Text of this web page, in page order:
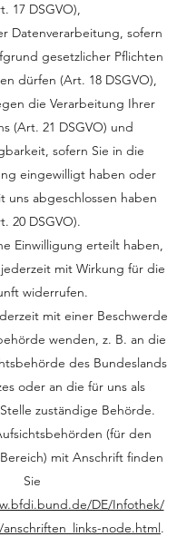
17 DSGVO),
Datenverarbeitung, sofern
gesetzlicher Pflichten
dürfen (Art. 18 DSGVO),
die Verarbeitung Ihrer
(Art. 21 DSGVO) und
sofern Sie in die
eingewilligt haben oder
uns abgeschlossen haben
20 DSGVO).
Einwilligung erteilt haben,
mit Wirkung für die
widerrufen.
mit einer Beschwerde
wenden, z. B. an die
des Bundeslands
oder an die für uns als
zuständige Behörde.
(für den
mit Anschrift finden
Sie
DE/Infothek/
node.html.